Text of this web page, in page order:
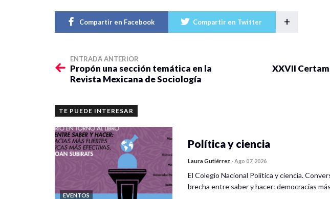
Compartir en Facebook Compartir en Twitter +
ENTRADA ANTERIOR
Propón una sección temática en la
Revista Mexicana de Sociología
XXVII
TE PUEDE INTERESAR
EVENTOS
Política y ciencia
Laura Gutiérrez -Ago 07, 2026
El Colegio Nacional Política y ciencia.
brecha entre saber y hacer: democracias